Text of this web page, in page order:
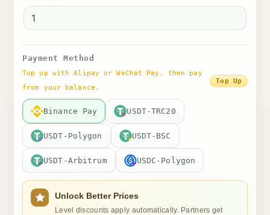
Payment Method
Top up with Alipay or WeChat Pay, then pay
from your balance.
Top Up
Binance Pay USDT-TRC20
USDT-Polygon USDT-BSC
USDT-Arbitrum USDC-Polygon
Unlock Better Prices
Level discounts apply automatically. Partners get